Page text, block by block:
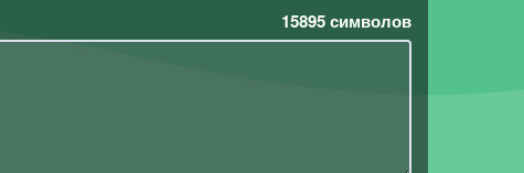
15895символов